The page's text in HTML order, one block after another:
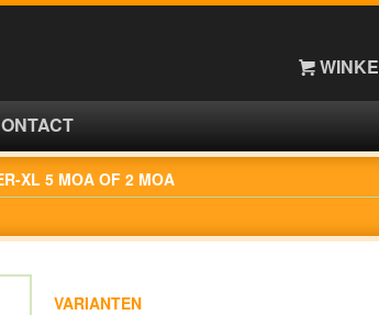
XL 5 MOA OF 2 MOA
VARIANTEN